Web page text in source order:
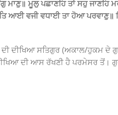
ਮੂਲੁ ਪਛਾਣਹਿ ਤਾਂ ਸਹੁ ਜਾਣਹਿ
ਆਈ ਵਜੀ ਵਧਾਈ ਤਾ ਹੋਆ
ਦੀ ਦੀਖਿਆ ਸਤਿਗੁਰ (ਅਕਾਲ/ਹੁਕਮ
ਦੀ ਆਸ ਰੱਖਣੀ ਹੈ ਪਰਮੇਸਰ ਤੋਂ।